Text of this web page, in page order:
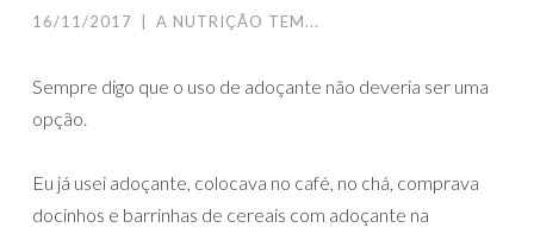
16/11/2017 A NUTRIÇÃO TEM...
Sempre digo que o uso de adoçante não deveria ser uma
opção.
Eu já usei adoçante, colocava no café, no chá, comprava
docinhos e barrinhas de cereais com adoçante na